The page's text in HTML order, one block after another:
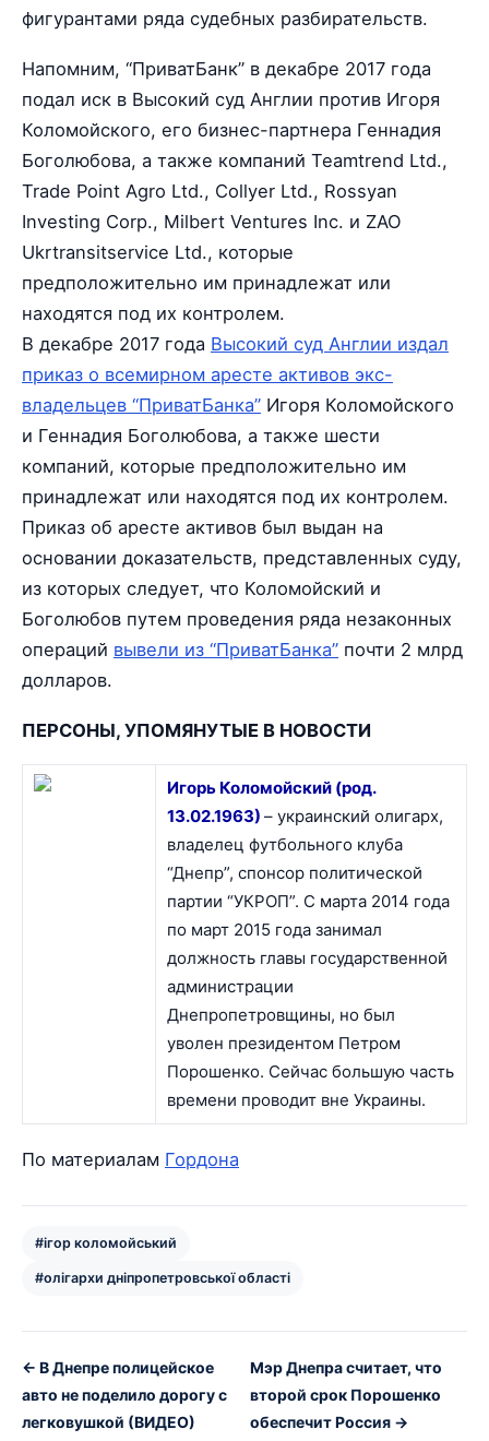
фигурантами ряда судебных разбирательств.
Напомним, “ПриватБанк” в декабре 2017 года
подал иск в Высокий суд Англии против Игоря
Коломойского, его бизнес-партнера Геннадия
Боголюбова, а также компаний Teamtrend Ltd.,
Trade Point Agro Ltd., Collyer Ltd., Rossyan
Investing Corp., Milbert Ventures Inc. и ZAO
Ukrtransitservice Ltd., которые
предположительно им принадлежат или
находятся под их контролем.
В декабре 2017 года Высокий суд Англии издал
приказ о всемирном аресте активов экс-
владельцев “ПриватБанка” Игоря Коломойского
и Геннадия Боголюбова, а также шести
компаний, которые предположительно им
принадлежат или находятся под их контролем.
Приказ об аресте активов был выдан на
основании доказательств, представленных суду,
из которых следует, что Коломойский и
Боголюбов путем проведения ряда незаконных
операций вывели из “ПриватБанка” почти 2 млрд
долларов.
ПЕРСОНЫ, УПОМЯНУТЫЕ В НОВОСТИ
Игорь Коломойский (род.
13.02.1963) – украинский олигарх,
владелец футбольного клуба
“Днепр”, спонсор политической
партии “УКРОП”. С марта 2014 года
по март 2015 года занимал
должность главы государственной
администрации
Днепропетровщины, но был
уволен президентом Петром
Порошенко. Сейчас большую часть
времени проводит вне Украины.
По материалам Гордона
#ігор коломойський
#олігархи дніпропетровської області
← В Днепре полицейское
авто не поделило дорогу с
легковушкой (ВИДЕО)
Мэр Днепра считает, что
второй срок Порошенко
обеспечит Россия →